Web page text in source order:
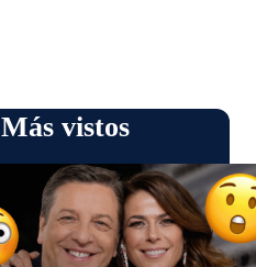
Más vistos